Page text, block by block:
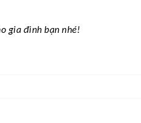
gia đình bạn nhé!